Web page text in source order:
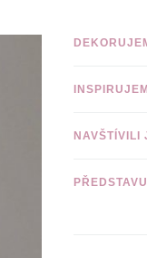
NAVŠTÍVILI